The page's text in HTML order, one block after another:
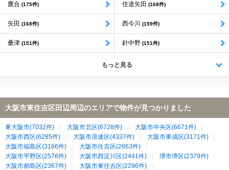
鷹合 (175件) 住道矢田 (168件)
矢田 (168件) 西今川 (159件)
桑津 (151件) 針中野 (151件)
もっと見る
大阪市東住吉区田辺周辺のエリアで物件が見つかりました
東大阪市(7032件) 大阪市北区(6728件)
大阪市中央区(6671件)
大阪市西区(6285件)
大阪市浪速区(4337件)
大阪市東成区(3171件)
大阪市福島区(3166件)
大阪市住吉区(2663件)
大阪市平野区(2578件)
大阪市西淀川区(2441件)
堺市堺区(2379件)
大阪市都島区(2367件)
大阪市東住吉区(2296件)